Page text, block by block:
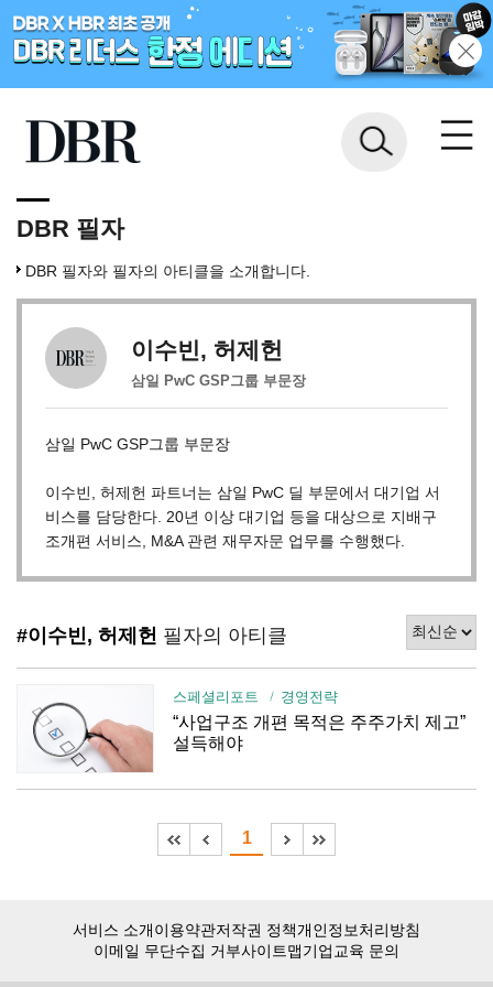
DBR 필자
DBR 필자와 필자의 아티클을 소개합니다.
이수빈, 허제헌
삼일 PwC GSP그룹 부문장
삼일 PwC GSP그룹 부문장
이수빈, 허제헌 파트너는 삼일 PwC 딜 부문에서 대기업 서
비스를 담당한다. 20년 이상 대기업 등을 대상으로 지배구
조개편 서비스, M&A 관련 재무자문 업무를 수행했다.
#이수빈, 허제헌 필자의 아티클
스페셜리포트 경영전략
“사업구조 개편 목적은 주주가치 제고”
설득해야
1
서비스 소개이용약관저작권 정책개인정보처리방침
이메일 무단수집 거부사이트맵기업교육 문의